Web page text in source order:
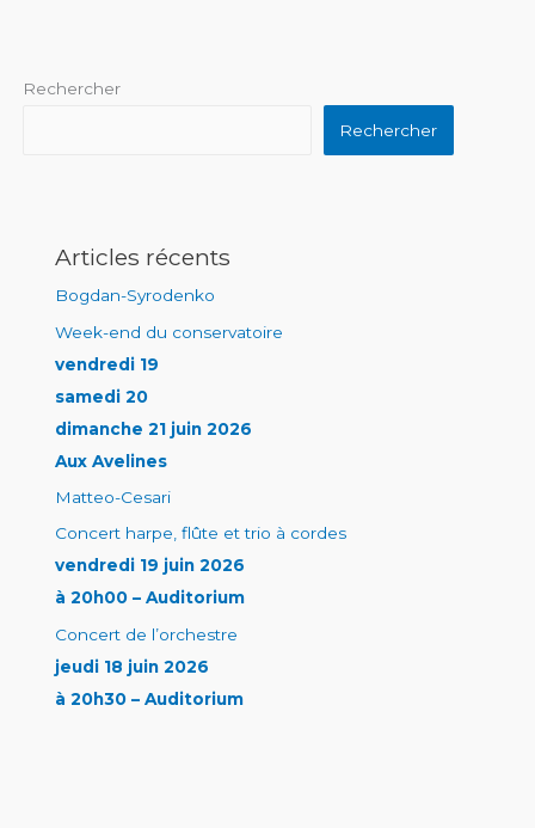
Rechercher
Rechercher
Articles récents
Bogdan-Syrodenko
Week-end du conservatoire
vendredi 19
samedi 20
dimanche 21 juin 2026
Aux Avelines
Matteo-Cesari
Concert harpe, flûte et trio à cordes
vendredi 19 juin 2026
à 20h00 – Auditorium
Concert de l’orchestre
jeudi 18 juin 2026
à 20h30 – Auditorium